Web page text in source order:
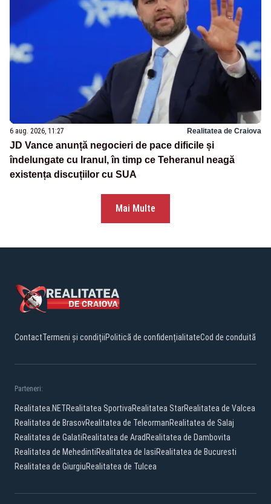
6 aug. 2026, 11:27 Realitatea de Craiova
JD Vance anunță negocieri de pace dificile și
îndelungate cu Iranul, în timp ce Teheranul neagă
existența discuțiilor cu SUA
Mai Multe
ContactTermeni și condițiiPolitică de confidențialitateCod de conduită
Parteneri:
Realitatea.NETRealitatea SportivaRealitatea StarRealitatea de Valcea
Realitatea de BrasovRealitatea de TeleormanRealitatea de Salaj
Realitatea de GalatiRealitatea de Arad Realitatea de Dambovita
Realitatea de MehedintiRealitatea de IasiRealitatea de Bucuresti
Realitatea de GiurgiuRealitatea de Tulcea